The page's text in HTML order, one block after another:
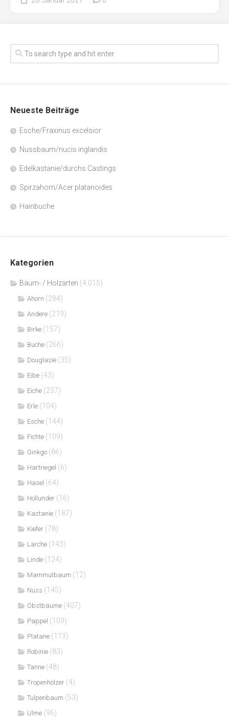
Neueste Beiträge
Esche/Fraxinus excelsior
Nussbaum/nucis inglandis
Edelkastanie/durchs Castings
Spirzahorn/Acer platanoides
Hainbuche
Kategorien
Bäum- / Holzarten (4.015)
Ahorn (284)
Andere (219)
Birke (157)
Buche (266)
Douglasie (35)
Eibe (43)
Eiche (237)
Erle (104)
Esche (144)
Fichte (109)
Ginkgo (86)
Hartriegel (6)
Hasel (64)
Hollunder (16)
Kastanie (187)
Kiefer (78)
Lärche (143)
Linde (124)
Mammutbaum (12)
Nuss (145)
Obstbäume (407)
Pappel (109)
Platane (113)
Robinie (83)
Tanne (48)
Tropenhölzer (4)
Tulpenbaum (53)
Ulme (96)